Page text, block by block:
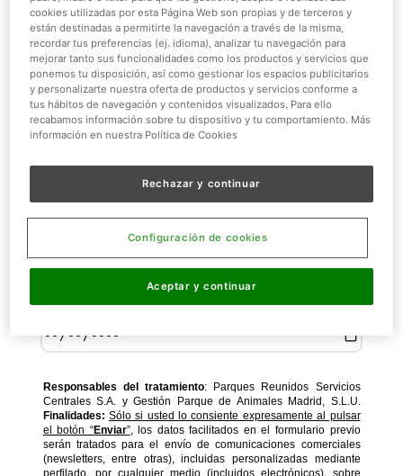
cookies utilizadas por esta Página Web son propias y de terceros y
están destinadas a permitirte la navegación a través de la misma,
recordar tus preferencias (ej. idioma), analizar tu navegación para
mejorar tanto sus funcionalidades como los productos y servicios que
ponemos tu disposición, así como gestionar los espacios publicitarios
y personalizarte nuestra oferta de productos y servicios conforme a
tus hábitos de navegación y contenidos visualizados. Para ello
recabamos información sobre tu dispositivo y tu comportamiento. Más
información en nuestra Política de Cookies
Rechazar y continuar
Aceptar y continuar
Configuración de cookies